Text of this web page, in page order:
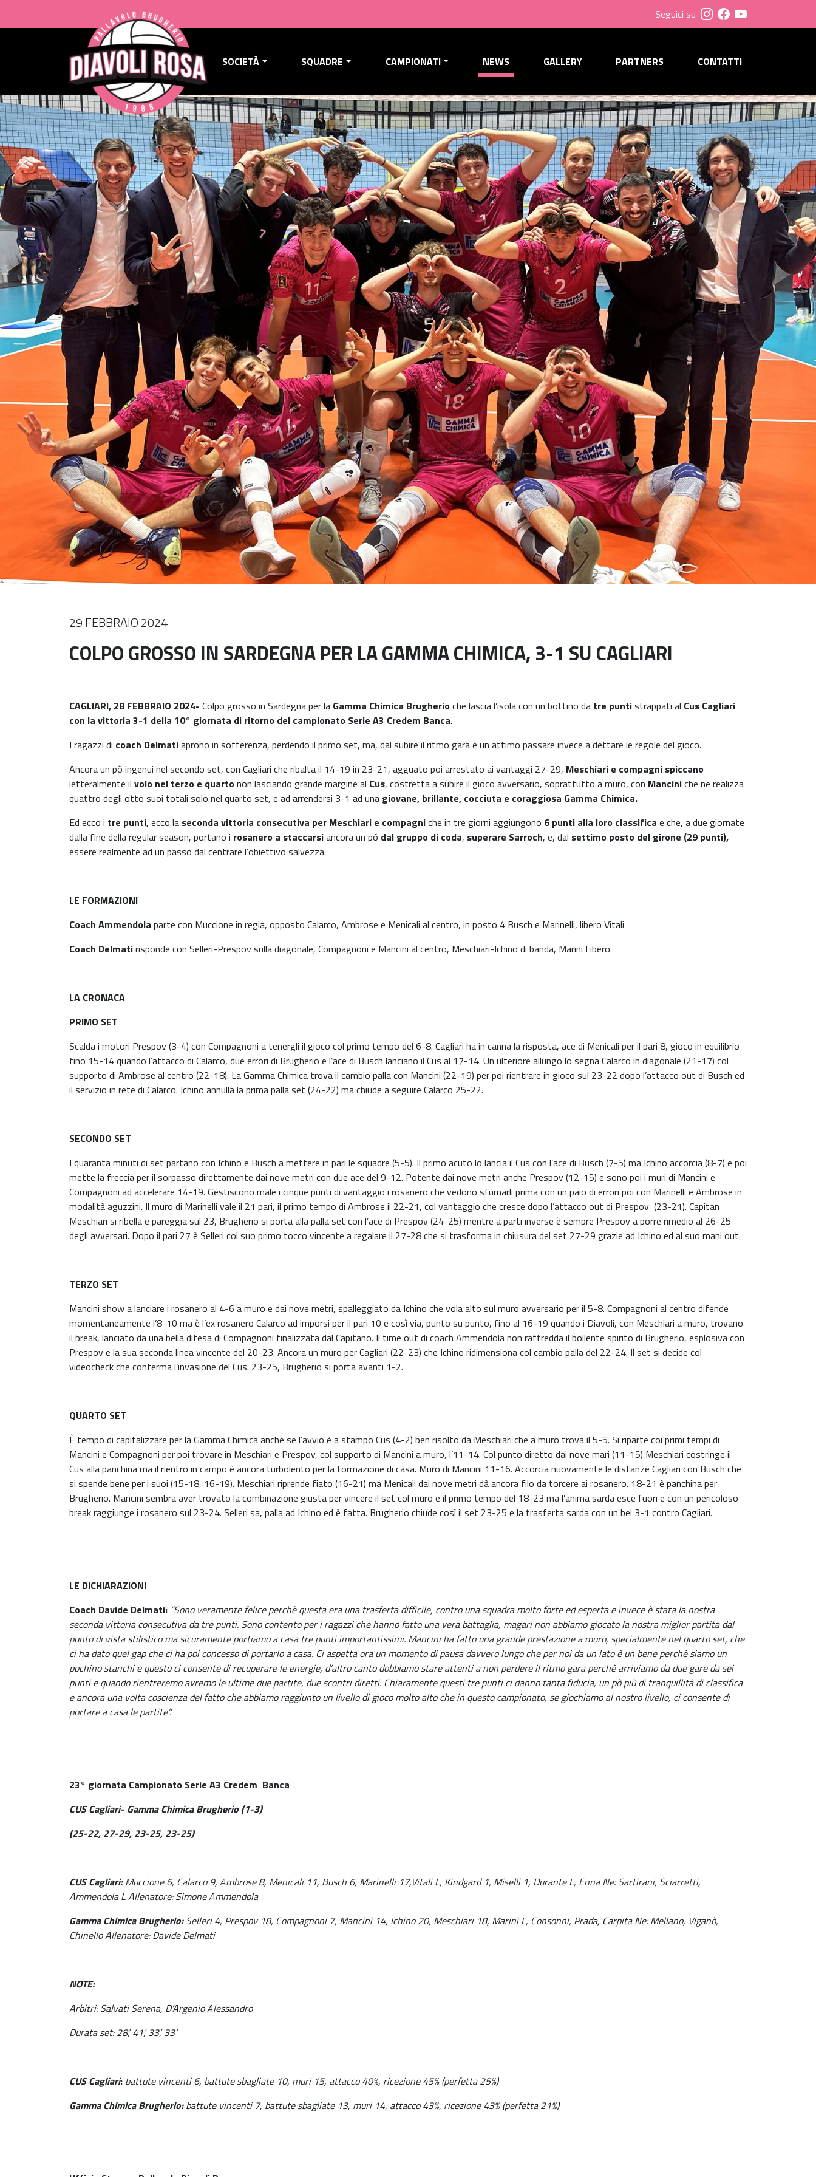
Seguici su
SOCIETÀ SQUADRE CAMPIONATI NEWS GALLERY PARTNERS CONTATTI
29 FEBBRAIO 2024
COLPO GROSSO IN SARDEGNA PER LA GAMMA CHIMICA, 3-1 SU CAGLIARI
CAGLIARI, 28 FEBBRAIO 2024- Colpo grosso in Sardegna per la Gamma Chimica Brugherioche lascia l’isola con un bottino da tre puntistrappati al Cus Cagliari
con la vittoria 3-1 della 10° giornata di ritorno del campionato Serie A3 Credem Banca.
I ragazzi di coach Delmatiaprono in sofferenza, perdendo il primo set, ma, dal subire il ritmo gara è un attimo passare invece a dettare le regole del gioco.
Ancora un pò ingenui nel secondo set, con Cagliari che ribalta il 14-19 in 23-21, agguato poi arrestato ai vantaggi 27-29, Meschiari e compagni spiccano
letteralmente il volo nel terzo e quartonon lasciando grande margine al Cus, costretta a subire il gioco avversario, soprattutto a muro, con Manciniche ne realizza
quattro degli otto suoi totali solo nel quarto set, e ad arrendersi 3-1 ad una giovane, brillante, cocciuta e coraggiosa Gamma Chimica.
Ed ecco i tre punti,ecco la seconda vittoria consecutiva per Meschiari e compagniche in tre giorni aggiungono 6 punti alla loro classifica e che, a due giornate
dalla fine della regular season, portano i rosanero a staccarsiancora un pó dal gruppo di coda, superare Sarroch, e, dal settimo posto del girone (29 punti),
essere realmente ad un passo dal centrare l’obiettivo salvezza.
LE FORMAZIONI
Coach Ammendola parte con Muccione in regia, opposto Calarco, Ambrose e Menicali al centro, in posto 4 Busch e Marinelli, libero Vitali
Coach Delmatirisponde con Selleri-Prespov sulla diagonale, Compagnoni e Mancini al centro, Meschiari-Ichino di banda, Marini Libero.
LA CRONACA
PRIMO SET
Scalda i motori Prespov (3-4) con Compagnoni a tenergli il gioco col primo tempo del 6-8. Cagliari ha in canna la risposta, ace di Menicali per il pari 8, gioco in equilibrio
fino 15-14 quando l’attacco di Calarco, due errori di Brugherio e l’ace di Busch lanciano il Cus al 17-14. Un ulteriore allungo lo segna Calarco in diagonale (21-17) col
supporto di Ambrose al centro (22-18). La Gamma Chimica trova il cambio palla con Mancini (22-19) per poi rientrare in gioco sul 23-22 dopo l’attacco out di Busch ed
il servizio in rete di Calarco. Ichino annulla la prima palla set (24-22) ma chiude a seguire Calarco 25-22.
SECONDO SET
I quaranta minuti di set partano con Ichino e Busch a mettere in pari le squadre (5-5). Il primo acuto lo lancia il Cus con l’ace di Busch (7-5) ma Ichino accorcia (8-7) e poi
mette la freccia per il sorpasso direttamente dai nove metri con due ace del 9-12. Potente dai nove metri anche Prespov (12-15) e sono poi i muri di Mancini e
Compagnoni ad accelerare 14-19. Gestiscono male i cinque punti di vantaggio i rosanero che vedono sfumarli prima con un paio di errori poi con Marinelli e Ambrose in
modalità aguzzini. Il muro di Marinelli vale il 21 pari, il primo tempo di Ambrose il 22-21, col vantaggio che cresce dopo l’attacco out di Prespov (23-21). Capitan
Meschiari si ribella e pareggia sul 23, Brugherio si porta alla palla set con l’ace di Prespov (24-25) mentre a parti inverse è sempre Prespov a porre rimedio al 26-25
degli avversari. Dopo il pari 27 è Selleri col suo primo tocco vincente a regalare il 27-28 che si trasforma in chiusura del set 27-29 grazie ad Ichino ed al suo mani out.
TERZO SET
Mancini show a lanciare i rosanero al 4-6 a muro e dai nove metri, spalleggiato da Ichino che vola alto sul muro avversario per il 5-8. Compagnoni al centro difende
momentaneamente l’8-10 ma è l’ex rosanero Calarco ad imporsi per il pari 10 e così via, punto su punto, fino al 16-19 quando i Diavoli, con Meschiari a muro, trovano
il break, lanciato da una bella difesa di Compagnoni finalizzata dal Capitano. Il time out di coach Ammendola non raffredda il bollente spirito di Brugherio, esplosiva con
Prespov e la sua seconda linea vincente del 20-23. Ancora un muro per Cagliari (22-23) che Ichino ridimensiona col cambio palla del 22-24. Il set si decide col
videocheck che conferma l’invasione del Cus. 23-25, Brugherio si porta avanti 1-2.
QUARTO SET
È tempo di capitalizzare per la Gamma Chimica anche se l’avvio è a stampo Cus (4-2) ben risolto da Meschiari che a muro trova il 5-5. Si riparte coi primi tempi di
Mancini e Compagnoni per poi trovare in Meschiari e Prespov, col supporto di Mancini a muro, l’11-14. Col punto diretto dai nove mari (11-15) Meschiari costringe il
Cus alla panchina ma il rientro in campo è ancora turbolento per la formazione di casa. Muro di Mancini 11-16. Accorcia nuovamente le distanze Cagliari con Busch che
si spende bene per i suoi (15-18, 16-19). Meschiari riprende fiato (16-21) ma Menicali dai nove metri dà ancora filo da torcere ai rosanero. 18-21 è panchina per
Brugherio. Mancini sembra aver trovato la combinazione giusta per vincere il set col muro e il primo tempo del 18-23 ma l’anima sarda esce fuori e con un pericoloso
break raggiunge i rosanero sul 23-24. Selleri sa, palla ad Ichino ed è fatta. Brugherio chiude così il set 23-25 e la trasferta sarda con un bel 3-1 contro Cagliari.
LE DICHIARAZIONI
Coach Davide Delmati: “Sono veramente felice perchè questa era una trasferta difficile, contro una squadra molto forte ed esperta e invece è stata la nostra
seconda vittoria consecutiva da tre punti. Sono contento per i ragazzi che hanno fatto una vera battaglia, magari non abbiamo giocato la nostra miglior partita dal
punto di vista stilistico ma sicuramente portiamo a casa tre punti importantissimi. Mancini ha fatto una grande prestazione a muro, specialmente nel quarto set, che
ci ha dato quel gap che ci ha poi concesso di portarlo a casa. Ci aspetta ora un momento di pausa davvero lungo che per noi da un lato è un bene perchè siamo un
pochino stanchi e questo ci consente di recuperare le energie, d’altro canto dobbiamo stare attenti a non perdere il ritmo gara perchè arriviamo da due gare da sei
punti e quando rientreremo avremo le ultime due partite, due scontri diretti. Chiaramente questi tre punti ci danno tanta fiducia, un pò più di tranquillità di classifica
e ancora una volta coscienza del fatto che abbiamo raggiunto un livello di gioco molto alto che in questo campionato, se giochiamo al nostro livello, ci consente di
portare a casa le partite”.
23° giornata Campionato Serie A3 Credem Banca
CUS Cagliari- Gamma Chimica Brugherio (1-3)
(25-22, 27-29, 23-25, 23-25)
CUS Cagliari:Muccione 6, Calarco 9, Ambrose 8, Menicali 11, Busch 6, Marinelli 17,Vitali L, Kindgard 1, Miselli 1, Durante L, Enna Ne: Sartirani, Sciarretti,
Ammendola L Allenatore: Simone Ammendola
Gamma Chimica Brugherio:Selleri 4, Prespov 18, Compagnoni 7, Mancini 14, Ichino 20, Meschiari 18, Marini L, Consonni, Prada, Carpita Ne: Mellano, Viganò,
Chinello Allenatore: Davide Delmati
NOTE:
Arbitri: Salvati Serena, D’Argenio Alessandro
Durata set: 28’, 41’, 33’, 33’
CUS Cagliari: battute vincenti 6, battute sbagliate 10, muri 15, attacco 40%, ricezione 45% (perfetta 25%)
Gamma Chimica Brugherio:battute vincenti 7, battute sbagliate 13, muri 14, attacco 43%, ricezione 43% (perfetta 21%)